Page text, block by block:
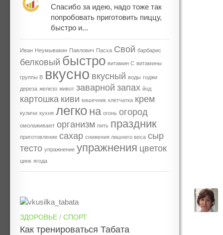
Спасибо за идею, надо тоже так
попробовать приготовить пиццу,
быстро и...
Иван Неумывакин Павлович Пасха Свой барбарис
белковый быстро витамин С витамины
группы В вкусно вкусный воды годжи
дереза железо живот заварной запах йод
картошка киви кишечник клетчатка крем
куличи кухня легко на огонь огород
омолаживают организм пить праздник
приготовление сахар снижения лишнего веса сыр
тесто упражнение упражнения цветок
цинк ягода
ЗДОРОВЬЕ / СПОРТ
Как тренироваться Табата